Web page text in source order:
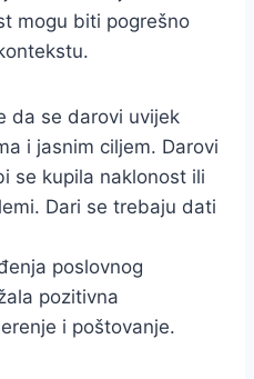
mogu biti pogrešno
da se darovi uvijek
i jasnim ciljem. Darovi
se kupila naklonost ili
Dari se trebaju dati
poslovnog
pozitivna
i poštovanje.